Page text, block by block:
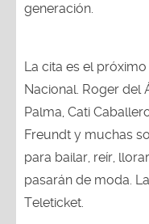
generación.
La cita es el
Nacional. Roger del
Palma, Cati
Freundt y muchas
para bailar, reír,
pasarán de moda.
Teleticket.